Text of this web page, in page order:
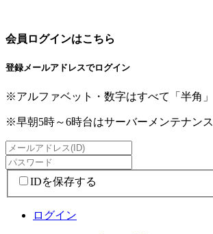
会員ログインはこちら
登録メールアドレスでログイン
※アルファベット・数字はすべて「半角」
※早朝5時～6時台はサーバーメンテナン
IDを保存する
ログイン